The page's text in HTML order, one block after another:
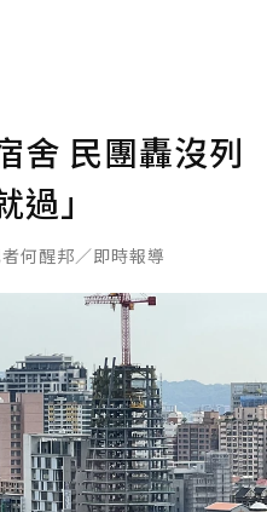
舍 民團轟沒列
」
何醒邦／即時報導